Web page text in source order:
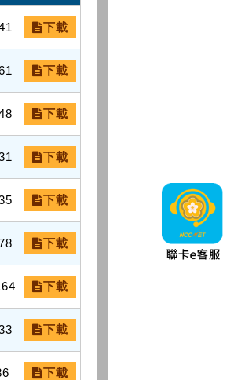
下載
下載
下載
下載
下載
下載
下載
下載
下載